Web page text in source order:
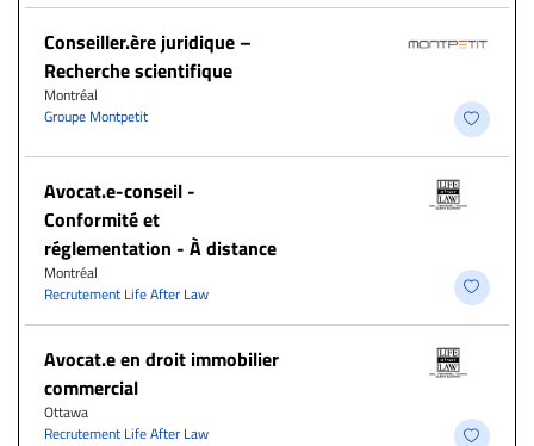
Conseiller.ère juridique –
Recherche scientifique
Montréal
Groupe Montpetit
​Avocat.e-conseil -
Conformité et
réglementation - À distance
Montréal
Recrutement Life After Law
Avocat.e en droit immobilier
commercial
Ottawa
Recrutement Life After Law